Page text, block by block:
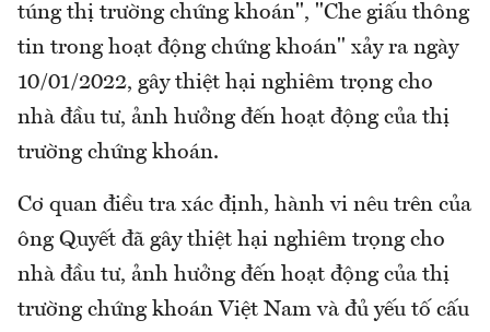
túng thị trường chứng khoán", "Che giấu thông
tin trong hoạt động chứng khoán" xảy ra ngày
10/01/2022, gây thiệt hại nghiêm trọng cho
nhà đầu tư, ảnh hưởng đến hoạt động của thị
trường chứng khoán.
Cơ quan điều tra xác định, hành vi nêu trên của
ông Quyết đã gây thiệt hại nghiêm trọng cho
nhà đầu tư, ảnh hưởng đến hoạt động của thị
trường chứng khoán Việt Nam và đủ yếu tố cấu